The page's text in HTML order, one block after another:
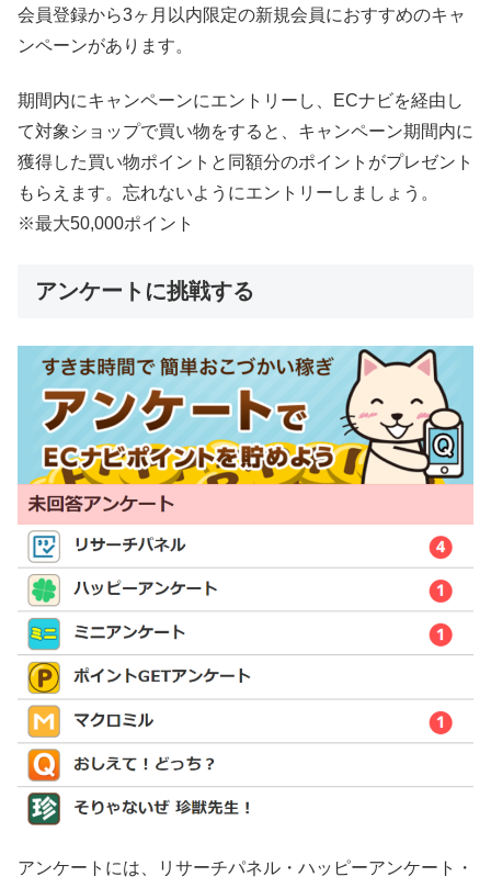
会員登録から3ヶ月以内限定の新規会員におすすめのキャ
ンペーンがあります。
期間内にキャンペーンにエントリーし、ECナビを経由し
て対象ショップで買い物をすると、キャンペーン期間内に
獲得した買い物ポイントと同額分のポイントがプレゼント
もらえます。忘れないようにエントリーしましょう。
※最大50,000ポイント
アンケートに挑戦する
アンケートには、リサーチパネル・ハッピーアンケート・